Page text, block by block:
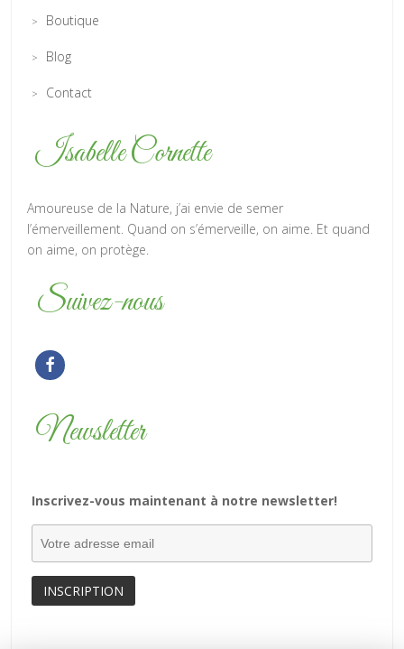
Boutique
Blog
Contact
Isabelle Cornette
Amoureuse de la Nature, j’ai envie de semer
l’émerveillement. Quand on s’émerveille, on aime. Et quand
on aime, on protège.
Suivez-nous
Newsletter
Inscrivez-vous maintenant à notre newsletter!